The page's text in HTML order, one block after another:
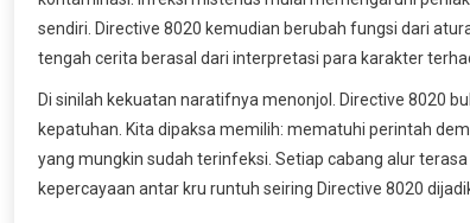
sendiri. Directive 8020 kemudian berubah fungsi dari
tengah cerita berasal dari interpretasi para karakter
Di sinilah kekuatan naratifnya menonjol. Directive 8020
kepatuhan. Kita dipaksa memilih: mematuhi perintah
yang mungkin sudah terinfeksi. Setiap cabang alur
kepercayaan antar kru runtuh seiring Directive 8020